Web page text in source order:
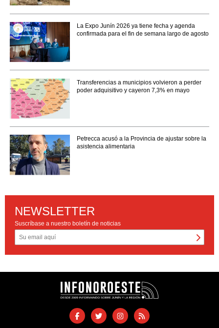
La Expo Junín 2026 ya tiene fecha y agenda
confirmada para el fin de semana largo de agosto
Transferencias a municipios volvieron a perder
poder adquisitivo y cayeron 7,3% en mayo
Petrecca acusó a la Provincia de ajustar sobre la
asistencia alimentaria
NEWSLETTER
Suscríbase a nuestro boletín de noticias